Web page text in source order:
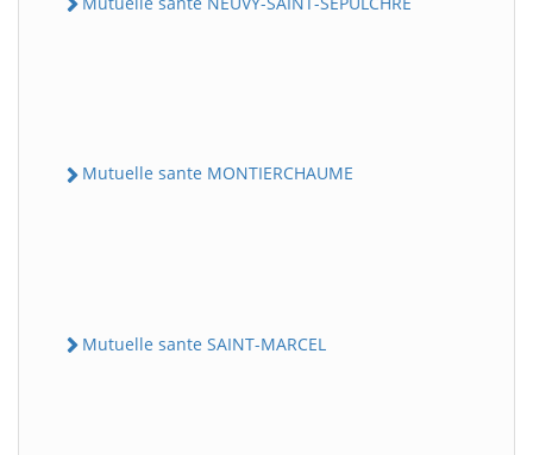
Mutuelle sante MONTIERCHAUME
Mutuelle sante SAINT-MARCEL